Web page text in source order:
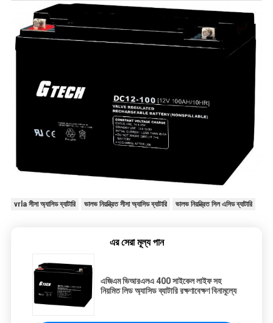
vrla সীসা অ্যাসিড ব্যাটারি ভালভ নিয়ন্ত্রিত সীসা অ্যাসিড ব্যাটারি ভালভ নিয়ন্ত্রিত সিল এসিড ব্যাটারি
এর সেরা মূল্য পান
এজিএম ভিআরএলএ 400 সাইকেল লাইফ সহ
নিয়মিত লিড অ্যাসিড ব্যাটারি রক্ষণাবেক্ষণ বিনামূল্যে